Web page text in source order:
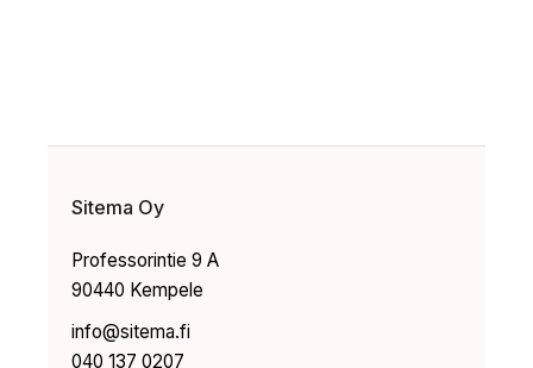
Sitema Oy
Professorintie 9 A
90440 Kempele
info@sitema.fi
040 137 0207